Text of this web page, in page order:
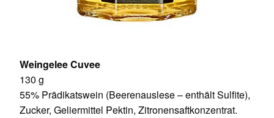
Weingelee Cuvee
130 g
55% Prädikatswein (Beerenauslese – enthält Sulfite),
Zucker, Geliermittel Pektin, Zitronensaftkonzentrat.